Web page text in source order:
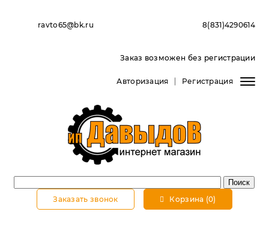
ravto65@bk.ru 8(831)4290614
Заказ возможен без регистрации
Авторизация Регистрация
Заказать звонок Корзина (0)